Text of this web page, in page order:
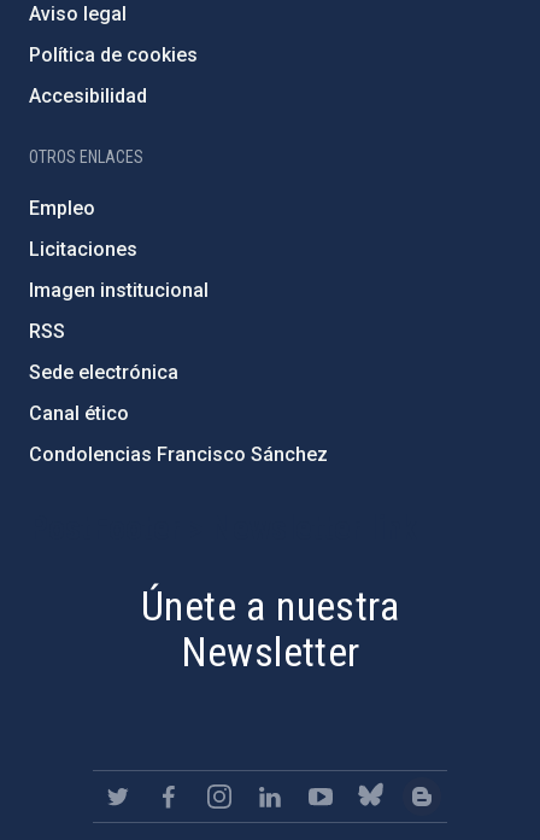
Aviso legal
Política de cookies
Accesibilidad
OTROS ENLACES
Empleo
Licitaciones
Imagen institucional
RSS
Sede electrónica
Canal ético
Condolencias Francisco Sánchez
Únete a nuestra
Newsletter